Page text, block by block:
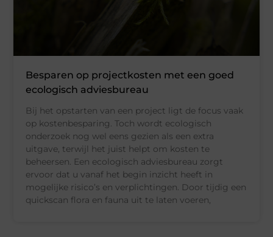
Besparen op projectkosten met een goed
ecologisch adviesbureau
Bij het opstarten van een project ligt de focus vaak
op kostenbesparing. Toch wordt ecologisch
onderzoek nog wel eens gezien als een extra
uitgave, terwijl het juist helpt om kosten te
beheersen. Een ecologisch adviesbureau zorgt
ervoor dat u vanaf het begin inzicht heeft in
mogelijke risico’s en verplichtingen. Door tijdig een
quickscan flora en fauna uit te laten voeren,